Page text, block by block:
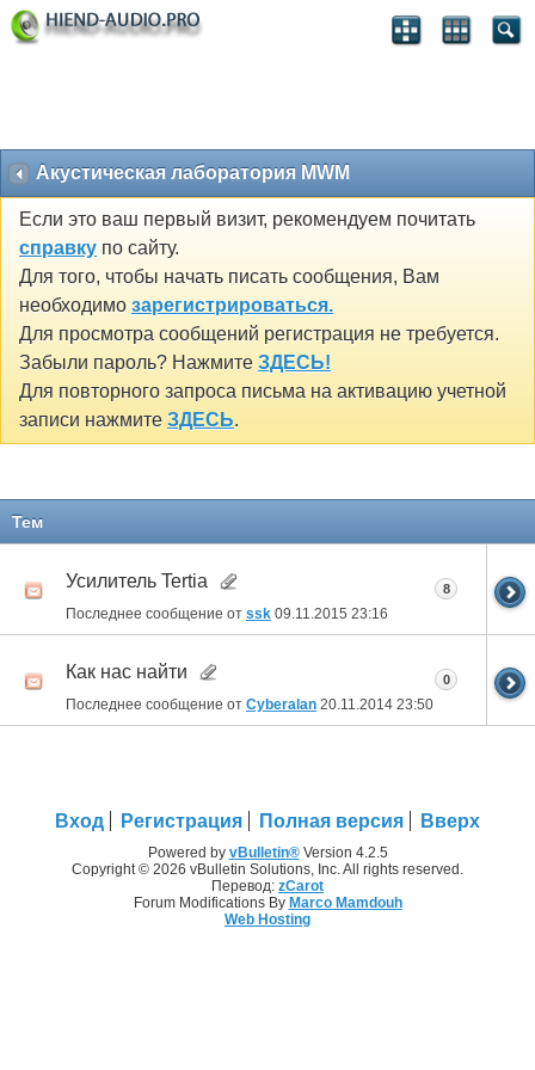
Акустическая лаборатория MWM
Если это ваш первый визит, рекомендуем почитать
справку по сайту.
Для того, чтобы начать писать сообщения, Вам
необходимо зарегистрироваться.
Для просмотра сообщений регистрация не требуется.
Забыли пароль? Нажмите ЗДЕСЬ!
Для повторного запроса письма на активацию учетной
записи нажмите ЗДЕСЬ.
Тем
Усилитель Tertia
Последнее сообщение от ssk 09.11.2015 23:16
8
Как нас найти
Последнее сообщение от Cyberalan 20.11.2014 23:50
0
Вход Регистрация Полная версия Вверх
Powered by vBulletin®Version 4.2.5
Copyright © 2026 vBulletin Solutions, Inc. All rights reserved.
Перевод: zCarot
Forum Modifications By Marco Mamdouh
Web Hosting